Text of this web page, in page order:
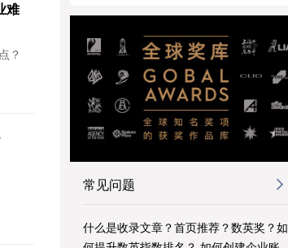
难
？
常见问题
什么是收录文章？首页推荐？数英奖？如